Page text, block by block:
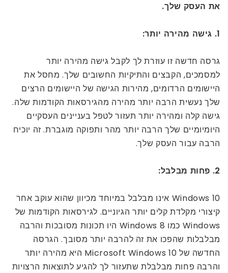
את העסק שלך.
1. גישה מהירה יותר:
גרסה חדשה זו עוזרת לך לקבל גישה מהירה יותר
למסמכים, הקבצים והתיקיות החשובים שלך. מחסל את
היישומים הרדומים, מהירות הגישה של היישומים הרצים
שלך נעשית הרבה יותר מהירה מהגירסאות הקודמות שלה.
גישה קלה ומהירה יותר תעזור לטפל בעניינים העסקיים
היומיומיים שלך הרבה יותר מהר ותפוקה מוגברת. זה יוכיח
הרבה עבור העסק שלך.
2. פחות מבלבל:
Windows 10 אינו מבלבל במיוחד מכיוון שהוא עוקב אחר
קיצורי מקלדת קלים יותר הגיוניים. לגירסאות הקודמות של
Windows כמו Windows 8 היו תכונות מסובכות והרבה
מבלבלות שהפכו את זה להרבה יותר מסובך. הגרסה
החדשה של Microsoft Windows 10 היא מהירה יותר
והרבה פחות מבלבלת שתעזור לך להגיע לתוצאות הרצויות